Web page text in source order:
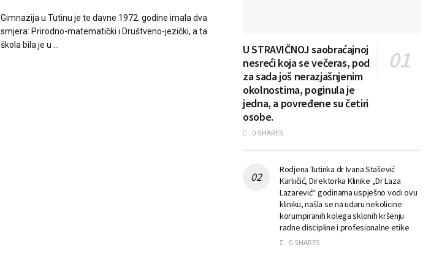
Gimnazija u Tutinu je te davne 1972. godine imala dva
smjera: Prirodno-matematički i Društveno-jezički, a ta
škola bila je u ...
U STRAVIČNOJ saobraćajnoj
nesreći koja se večeras, pod
za sada još nerazjašnjenim
okolnostima, poginula je
jedna, a povređene su četiri
osobe.
0 SHARES
Rodjena Tutinka dr Ivana Stašević
Karliičić, Direktorka Klinike „Dr Laza
Lazarević“ godinama uspješno vodi ovu
kliniku, našla se na udaru nekolicine
korumpiranih kolega sklonih kršenju
radne discipline i profesionalne etike
0 SHARES